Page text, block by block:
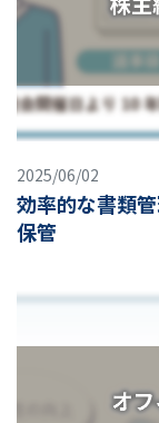
2025/06/02
効率的な書類
保管